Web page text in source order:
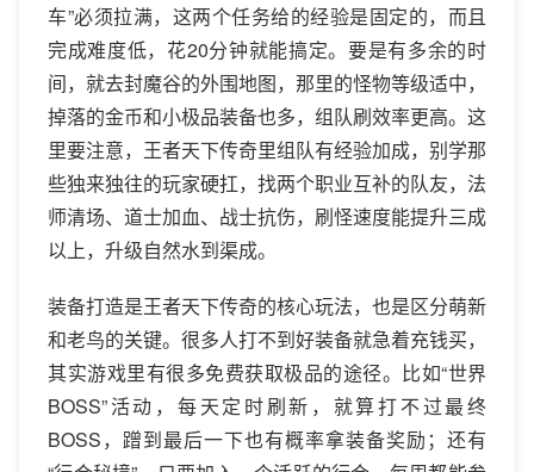
车”必须拉满，这两个任务给的经验是固定的，而且
完成难度低，花20分钟就能搞定。要是有多余的时
间，就去封魔谷的外围地图，那里的怪物等级适中，
掉落的金币和小极品装备也多，组队刷效率更高。这
里要注意，王者天下传奇里组队有经验加成，别学那
些独来独往的玩家硬扛，找两个职业互补的队友，法
师清场、道士加血、战士抗伤，刷怪速度能提升三成
以上，升级自然水到渠成。
装备打造是王者天下传奇的核心玩法，也是区分萌新
和老鸟的关键。很多人打不到好装备就急着充钱买，
其实游戏里有很多免费获取极品的途径。比如“世界
BOSS”活动，每天定时刷新，就算打不过最终
BOSS，蹭到最后一下也有概率拿装备奖励；还有